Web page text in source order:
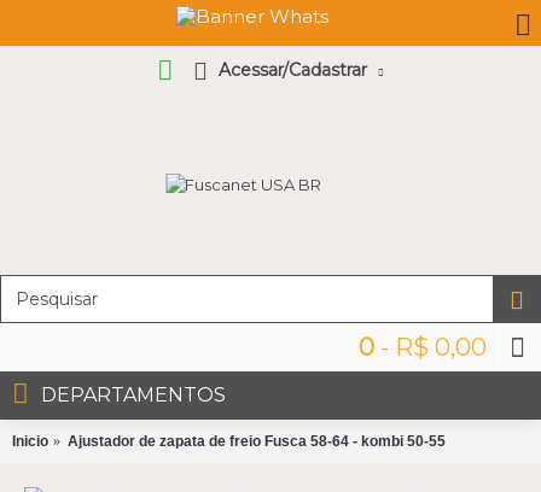
Acessar/Cadastrar
0 - R$ 0,00
DEPARTAMENTOS
Inicio Ajustador de zapata de freio Fusca 58-64 - kombi 50-55